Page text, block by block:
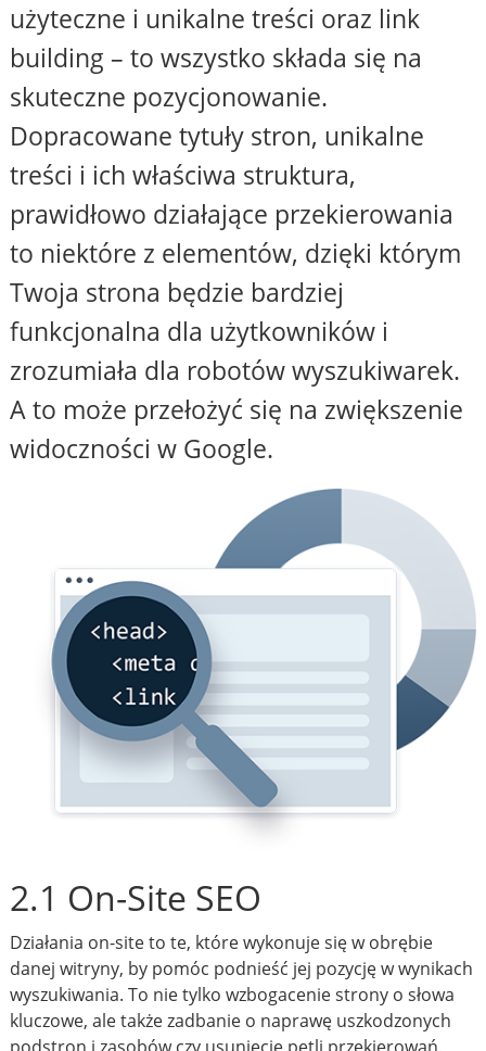
użyteczne i unikalne treści oraz link
building – to wszystko składa się na
skuteczne pozycjonowanie.
Dopracowane tytuły stron, unikalne
treści i ich właściwa struktura,
prawidłowo działające przekierowania
to niektóre z elementów, dzięki którym
Twoja strona będzie bardziej
funkcjonalna dla użytkowników i
zrozumiała dla robotów wyszukiwarek.
A to może przełożyć się na zwiększenie
widoczności w Google.
2.1 On-Site SEO
Działania on-site to te, które wykonuje się w obrębie
danej witryny, by pomóc podnieść jej pozycję w wynikach
wyszukiwania. To nie tylko wzbogacenie strony o słowa
kluczowe, ale także zadbanie o naprawę uszkodzonych
podstron i zasobów czy usunięcie pętli przekierowań.